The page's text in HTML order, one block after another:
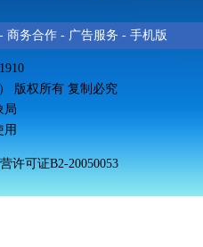
- 商务合作 - 广告服务 - 手机版
版权所有 复制必究
局
用
许可证B2-20050053